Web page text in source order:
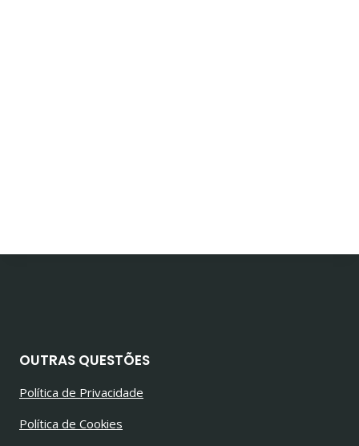
OUTRAS QUESTÕES
Política de Privacidade
Política de Cookies